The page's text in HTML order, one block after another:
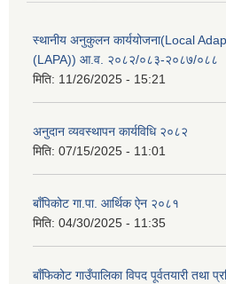
स्थानीय अनुकुलन कार्ययोजना(Local
(LAPA)) आ.व. २०८२/०८३-२०८७/०८८
मिति: 11/26/2025 - 15:21
अनुदान व्यवस्थापन कार्यविधि २०८२
मिति: 07/15/2025 - 11:01
बाँपिकोट गा.पा. आर्थिक ऐन २०८१
मिति: 04/30/2025 - 11:35
बाँफिकोट गाउँपालिका विपद पूर्वतयारी तथा